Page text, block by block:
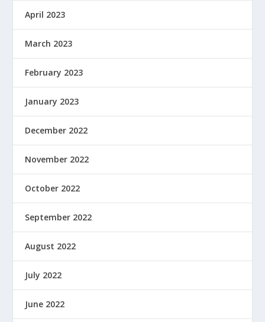
April 2023
March 2023
February 2023
January 2023
December 2022
November 2022
October 2022
September 2022
August 2022
July 2022
June 2022